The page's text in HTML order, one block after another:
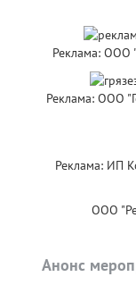
Реклама: ООО
Реклама: ООО
Реклама: ИП
ООО
Анонс